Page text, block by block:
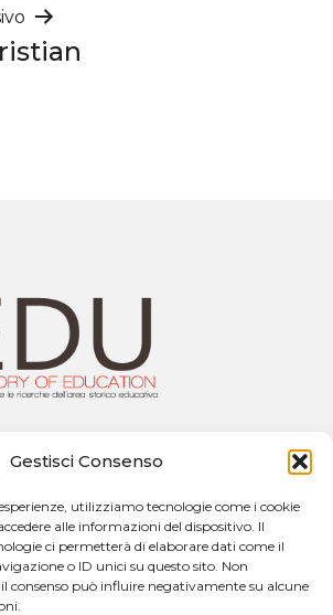
Gestisci Consenso
utilizziamo tecnologie come i cookie
alle informazioni del dispositivo. Il
ci permetterà di elaborare dati come il
o ID unici su questo sito. Non
consenso può influire negativamente su alcune
Cognitive, Psicologiche,
“Giuseppe Catalfamo”
8 – 98121 Messina